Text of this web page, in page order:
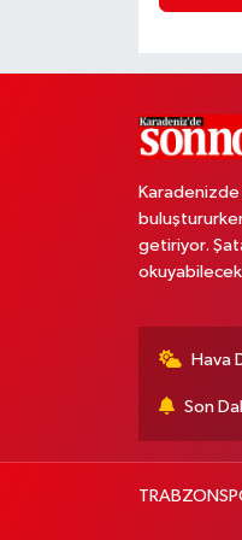
getiriyor.
Hava
Son